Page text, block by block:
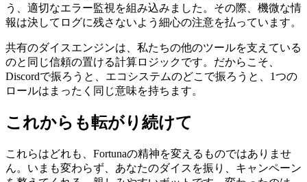
う、適切なエラー監視を組み込みました。その際、機微な情
報は決してログに残さないよう細心の注意を払っています。
共有のダイスエンジンは、私たちの他のツールを支えている
のと同じ信頼の置ける計算ロジックです。だからこそ、
Discordで振ろうと、エコシステムのどこで振ろうと、1つの
ロールはまったく同じ意味を持ちます。
これからも転がり続けて
これらはどれも、Fortunaの精神を変えるものではありませ
ん。いまも変わらず、あなたのダイスを振り、キャンペーン